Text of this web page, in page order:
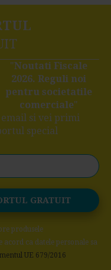
"Noutati Fiscale
2026. Reguli noi
pentru societatile
comerciale"
email si vei primi
special
produsele
ca datele personale sa
UE 679/2016